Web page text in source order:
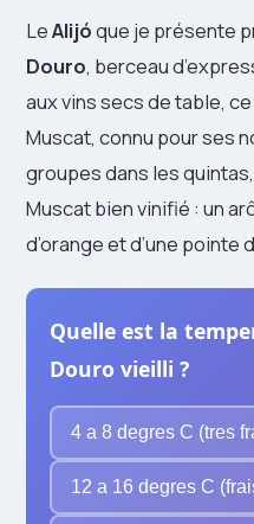
LeAlijóque je présente
Douro, berceau
aux vins secs de table, ce
Muscat, connu pour ses
groupes dans les
Muscat bien vinifié : un
d’orange et d’une pointe
Quelle est la
Douro vieilli ?
4 a 8 degres C (tres
12 a 16 degres C